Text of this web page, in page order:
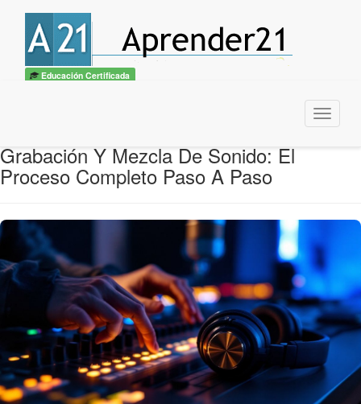
Educación Certificada
Menu
Grabación Y Mezcla De Sonido: El
Proceso Completo Paso A Paso